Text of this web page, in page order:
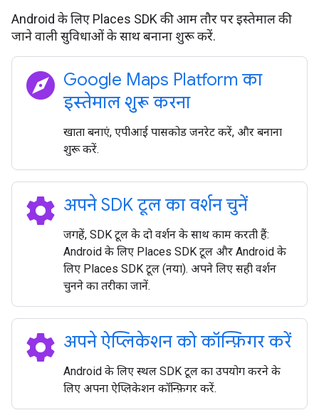
Android के लिए Places SDK की आम तौर पर इस्तेमाल की
जाने वाली सुविधाओं के साथ बनाना शुरू करें.
explore Google Maps Platform का
इस्तेमाल शुरू करना
खाता बनाएं, एपीआई पासकोड जनरेट करें, और बनाना
शुरू करें.
settings अपने SDK टूल का वर्शन चुनें
जगहें, SDK टूल के दो वर्शन के साथ काम करती हैं:
Android के लिए Places SDK टूल और Android के
लिए Places SDK टूल (नया). अपने लिए सही वर्शन
चुनने का तरीका जानें.
settings अपने ऐप्लिकेशन को कॉन्फ़िगर करें
Android के लिए स्थल SDK टूल का उपयोग करने के
लिए अपना ऐप्लिकेशन कॉन्फ़िगर करें.